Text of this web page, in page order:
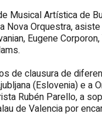
Musical Artística de
Nova Orquestra,
Eugene
de clausura de
(Eslovenia) e a
Rubén Parello, a
de Valencia por